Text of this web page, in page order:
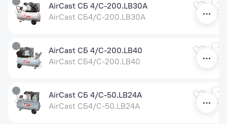
AirCast СБ 4/С-200.LB30A
AirCast СБ4/С-200.LB30A
AirCast СБ 4/С-200.LB40
AirCast СБ4/С-200.LB40
AirCast СБ 4/С-50.LB24A
AirCast СБ4/С-50.LB24A